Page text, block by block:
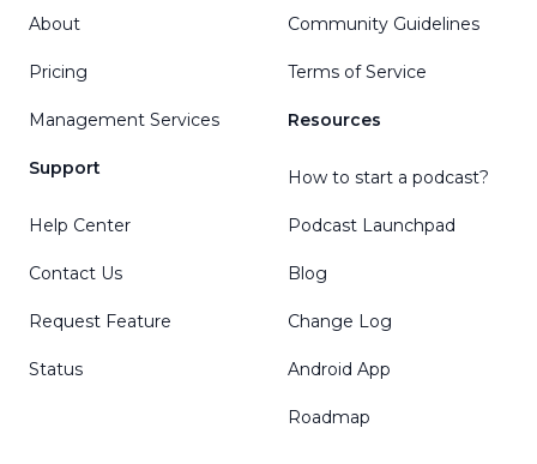
About
Pricing
Management Services
Support
Help Center
Contact Us
Request Feature
Status
Community Guidelines
Terms of Service
Resources
How to start a podcast?
Podcast Launchpad
Blog
Change Log
Android App
Roadmap